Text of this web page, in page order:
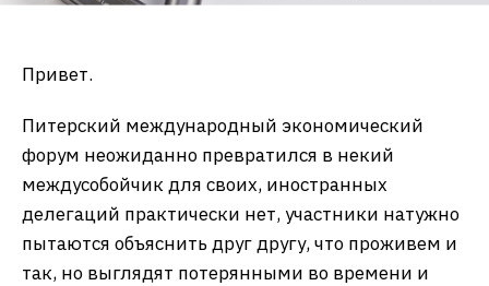
Привет.
Питерский международный экономический
форум неожиданно превратился в некий
междусобойчик для своих, иностранных
делегаций практически нет, участники натужно
пытаются объяснить друг другу, что проживем и
так, но выглядят потерянными во времени и